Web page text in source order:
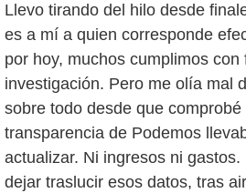
Llevo tirando del hilo desde
es a mí a quien corresponde
por hoy, muchos cumplimos
investigación. Pero me olía mal
sobre todo desde que
transparencia de Podemos
actualizar. Ni ingresos ni
dejar traslucir esos datos, tras